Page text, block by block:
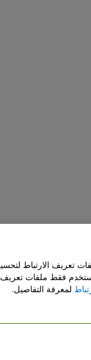
تعريف الارتباط
فقط ملفات تعريف
لمعرفة التفاصيل.